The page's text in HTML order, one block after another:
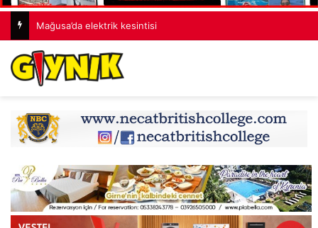
Mağusa’da elektrik kesintisi